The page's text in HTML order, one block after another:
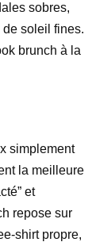
sobres,
soleil fines.
brunch à la
simplement
la meilleure
et
repose sur
shirt propre,